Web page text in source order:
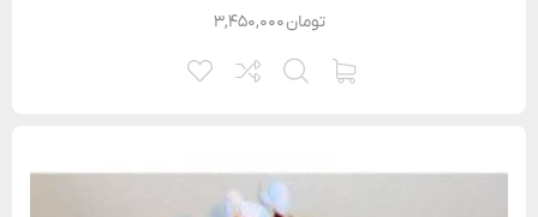
۳,۴۵۰,۰۰۰تومان